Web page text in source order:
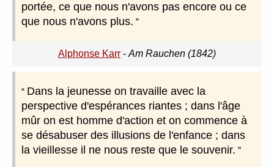
portée, ce que nous n'avons pas encore ou ce
que nous n'avons plus.
Alphonse Karr - Am Rauchen (1842)
Dans la jeunesse on travaille avec la
perspective d'espérances riantes ; dans l'âge
mûr on est homme d'action et on commence à
se désabuser des illusions de l'enfance ; dans
la vieillesse il ne nous reste que le souvenir.